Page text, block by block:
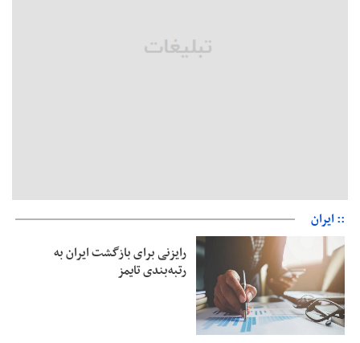
:: ایران
رایزنی برای بازگشت ایران به
رتبه‌بندی تایمز